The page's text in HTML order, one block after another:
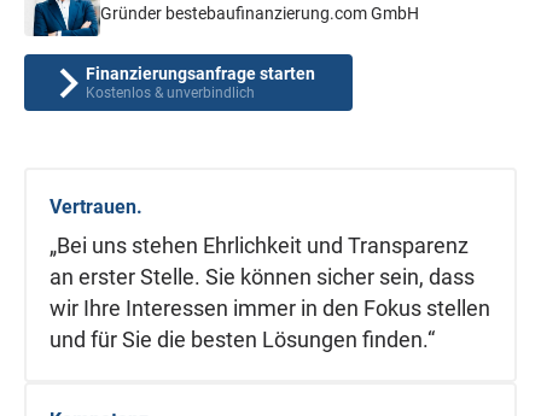
Gründer bestebaufinanzierung.com GmbH
Finanzierungsanfrage starten
Kostenlos & unverbindlich
Vertrauen.
„Bei uns stehen Ehrlichkeit und Transparenz
an erster Stelle. Sie können sicher sein, dass
wir Ihre Interessen immer in den Fokus stellen
und für Sie die besten Lösungen finden.“